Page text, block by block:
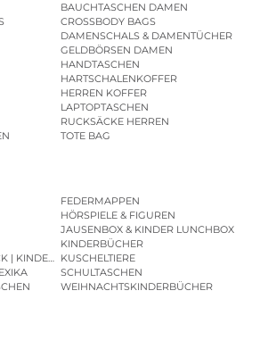
BAUCHTASCHEN DAMEN
CROSSBODY BAGS
DAMENSCHALS & DAMENTÜCHER
GELDBÖRSEN DAMEN
HANDTASCHEN
HARTSCHALENKOFFER
HERREN KOFFER
LAPTOPTASCHEN
RUCKSÄCKE HERREN
TOTE BAG
FEDERMAPPEN
HÖRSPIELE & FIGUREN
JAUSENBOX & KINDER LUNCHBOX
KINDERBÜCHER
KINDERGARTENRUCKSACK | KINDERGARTENBEUTEL
KUSCHELTIERE
SCHULTASCHEN
WEIHNACHTSKINDERBÜCHER